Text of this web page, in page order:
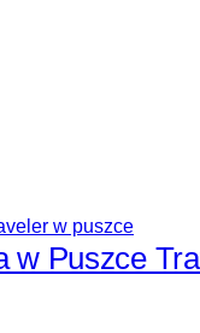
w Puszce